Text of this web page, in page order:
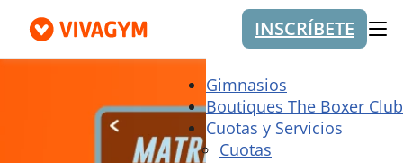
INSCRÍBETE
Gimnasios
Boutiques The Boxer Club
Cuotas y Servicios
Cuotas